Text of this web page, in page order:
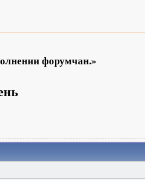
форумчан.»